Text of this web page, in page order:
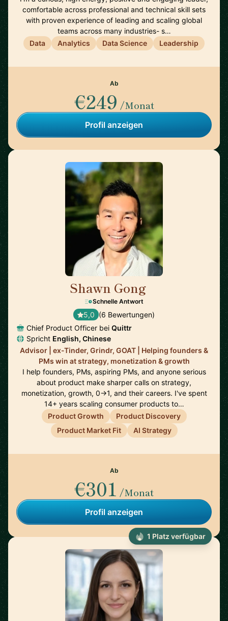
comfortable across professional and technical skill sets
with proven experience of leading and scaling global
teams across many industries- s…
Data
Analytics Data Science Leadership
Ab
€249 /Monat
Profil anzeigen
Shawn Gong
Schnelle Antwort
5,0 (6 Bewertungen)
Chief Product Officer bei Quittr
Spricht English, Chinese
Advisor | ex-Tinder, Grindr, GOAT | Helping founders &
PMs win at strategy, monetization & growth
I help founders, PMs, aspiring PMs, and anyone serious
about product make sharper calls on strategy,
monetization, growth, 0→1, and their careers. I've spent
14+ years scaling consumer products to…
Product Growth
Product Discovery
Product Market Fit
AI Strategy
Ab
€301 /Monat
Profil anzeigen
1 Platz verfügbar